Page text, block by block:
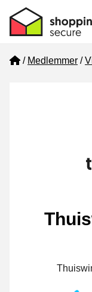
Home
Medlemmer